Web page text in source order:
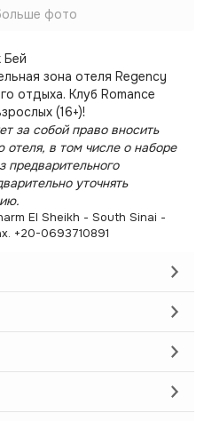
фото
Бей
зона отеля Regency
отдыха. Клуб Romance
(16+)!
за собой право вносить
в том числе о наборе
предварительного
уточнять
El Sheikh - South Sinai -
+20-0693710891